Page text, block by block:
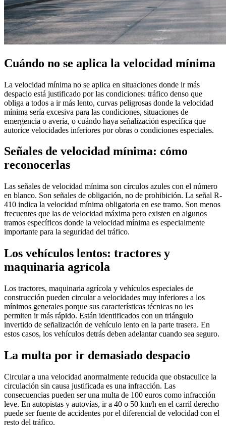
Cuándo no se aplica la velocidad mínima
La velocidad mínima no se aplica en situaciones donde ir más
despacio está justificado por las condiciones: tráfico denso que
obliga a todos a ir más lento, curvas peligrosas donde la velocidad
mínima sería excesiva para las condiciones, situaciones de
emergencia o avería, o cuándo haya señalización específica que
autorice velocidades inferiores por obras o condiciones especiales.
Señales de velocidad mínima: cómo
reconocerlas
Las señales de velocidad mínima son círculos azules con el número
en blanco. Son señales de obligación, no de prohibición. La señal R-
410 indica la velocidad mínima obligatoria en ese tramo. Son menos
frecuentes que las de velocidad máxima pero existen en algunos
tramos específicos donde la velocidad mínima es especialmente
importante para la seguridad del tráfico.
Los vehículos lentos: tractores y
maquinaria agrícola
Los tractores, maquinaria agrícola y vehículos especiales de
construcción pueden circular a velocidades muy inferiores a los
mínimos generales porque sus características técnicas no les
permiten ir más rápido. Están identificados con un triángulo
invertido de señalización de vehículo lento en la parte trasera. En
estos casos, los vehículos detrás deben adelantar cuando sea seguro.
La multa por ir demasiado despacio
Circular a una velocidad anormalmente reducida que obstaculice la
circulación sin causa justificada es una infracción. Las
consecuencias pueden ser una multa de 100 euros como infracción
leve. En autopistas y autovías, ir a 40 o 50 km/h en el carril derecho
puede ser fuente de accidentes por el diferencial de velocidad con el
resto del tráfico.